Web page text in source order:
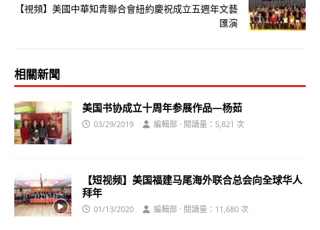
【視頻】美國中華知青聯合會紐約慶祝成立五週年文藝
匯演
相關新聞
美国书协成立十周年参展作品—杨茹
03/29/2019 編輯部 · 閱讀量：5,821 次
【短视频】美国福建马尾海外联合总会向全球华人
拜年
01/13/2020 編輯部 · 閱讀量：11,680 次